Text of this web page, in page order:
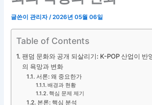
글쓴이관리자/2026년 05월 06일
Table of Contents
팬덤 문화와 공개 되살리기: K-POP 산업이 반
의 욕망과 변화
서론: 왜 중요한가
배경과 현황
핵심 문제 제기
본론: 핵심 분석